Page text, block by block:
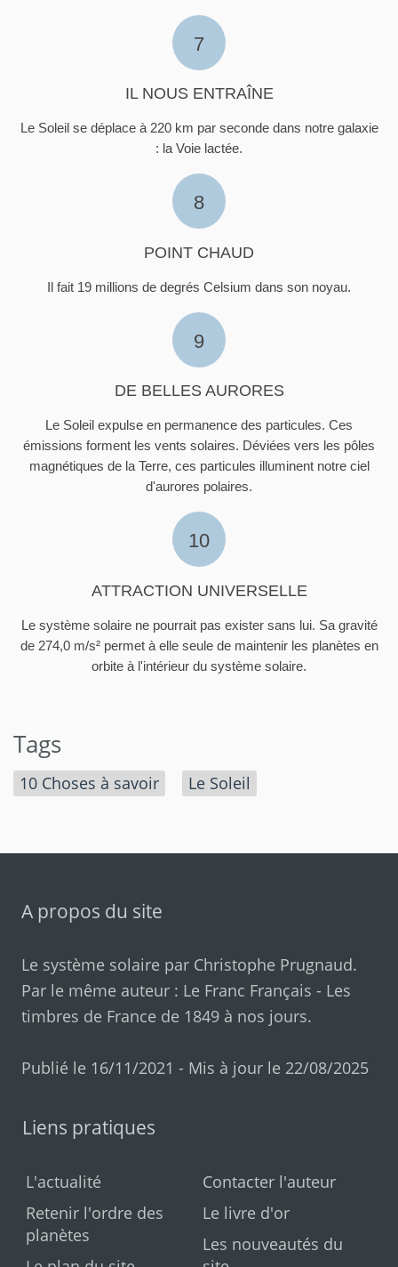
7
IL NOUS ENTRAÎNE
Le Soleil se déplace à 220 km par seconde dans notre galaxie
: la Voie lactée.
8
POINT CHAUD
Il fait 19 millions de degrés Celsium dans son noyau.
9
DE BELLES AURORES
Le Soleil expulse en permanence des particules. Ces
émissions forment les vents solaires. Déviées vers les pôles
magnétiques de la Terre, ces particules illuminent notre ciel
d'aurores polaires.
10
ATTRACTION UNIVERSELLE
Le système solaire ne pourrait pas exister sans lui. Sa gravité
de 274,0 m/s² permet à elle seule de maintenir les planètes en
orbite à l'intérieur du système solaire.
Tags
10 Choses à savoir Le Soleil
A propos du site
Le système solaire par Christophe Prugnaud.
Par le même auteur : Le Franc Français - Les
timbres de France de 1849 à nos jours.
Publié le 16/11/2021 - Mis à jour le 22/08/2025
Liens pratiques
L'actualité
Retenir l'ordre des
planètes
Contacter l'auteur
Le livre d'or
Les nouveautés du